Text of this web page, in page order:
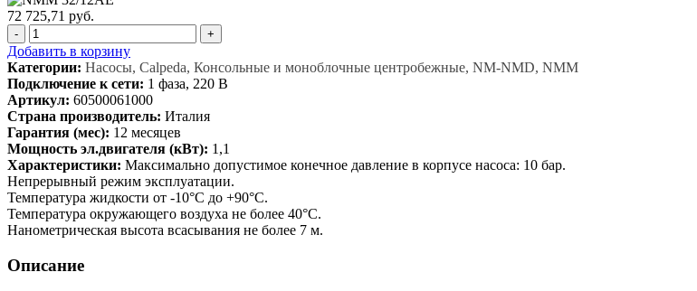
72 725,71 руб.
- +
Добавить в корзину
Категории: Насосы, Calpeda, Консольные и моноблочные центробежные, NM-NMD, NMM
Подключение к сети: 1 фаза, 220 В
Артикул: 60500061000
Страна производитель: Италия
Гарантия (мес): 12 месяцев
Мощность эл.двигателя (кВт): 1,1
Характеристики: Максимально допустимое конечное давление в корпусе насоса: 10 бар.
Непрерывный режим эксплуатации.
Температура жидкости от -10°C до +90°C.
Температура окружающего воздуха не более 40°C.
Нанометрическая высота всасывания не более 7 м.
Описание